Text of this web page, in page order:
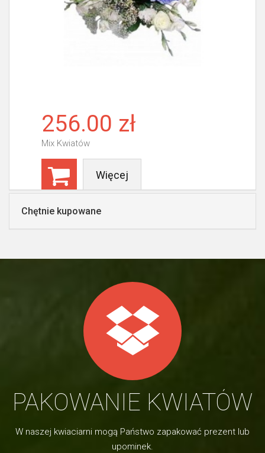
256.00 zł
Mix Kwiatów
Więcej
Chętnie kupowane
PAKOWANIE KWIATÓW
W naszej kwiaciarni mogą Państwo zapakować prezent lub
upominek.